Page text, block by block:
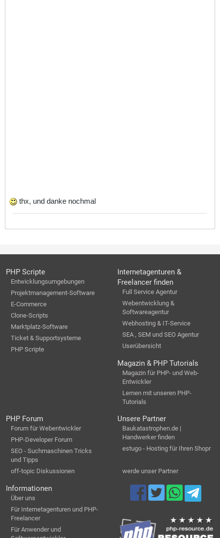
thx, und danke nochmal
PHP Scripte
Entwicklungsumgebungen
Projektmanagement-Software
E-Commerce
Clone-Scripts
Marktplatz-Software
Ticket & Supportsysteme
PHP Scripte
Internetagenturen &
Freelancer finden
Full Service Agentur
Webentwicklung &
Softwareagentur
Webhosting & IT-Service
SEA , SEM und SEO Agentur
Userübersicht
Magazin & PHP Tutorials
Magazin für PHP- und Web-
Entwickler
Lernen mit unseren PHP-
Tutorials
PHP Forum
Forum für Webentwickler
PHP-Developer Forum
SEO - Suchmaschinen Tricks
und Tipps
off-topic Diskussionen
Unsere Partner
Baukatastrophen.de |
Handwerker finden
estugo - Hosting für Ihren Shopr
werde unser Partner
Informationen
Über uns
Für Internetagenturen und PHP-
Freelancer
Für Anwender und